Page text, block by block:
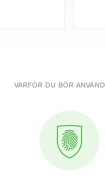
VARFÖR DU BÖR